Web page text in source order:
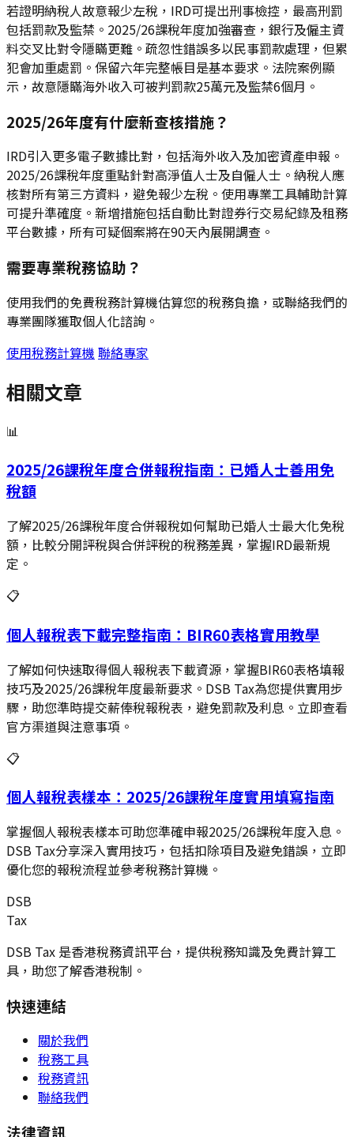
若證明納稅人故意報少左稅，IRD可提出刑事檢控，最高刑罰
包括罰款及監禁。2025/26課稅年度加強審查，銀行及僱主資
料交叉比對令隱瞞更難。疏忽性錯誤多以民事罰款處理，但累
犯會加重處罰。保留六年完整帳目是基本要求。法院案例顯
示，故意隱瞞海外收入可被判罰款25萬元及監禁6個月。
2025/26年度有什麼新查核措施？
IRD引入更多電子數據比對，包括海外收入及加密資產申報。
2025/26課稅年度重點針對高淨值人士及自僱人士。納稅人應
核對所有第三方資料，避免報少左稅。使用專業工具輔助計算
可提升準確度。新增措施包括自動比對證券行交易紀錄及租務
平台數據，所有可疑個案將在90天內展開調查。
需要專業稅務協助？
使用我們的免費稅務計算機估算您的稅務負擔，或聯絡我們的
專業團隊獲取個人化諮詢。
使用稅務計算機 聯絡專家
相關文章
📊
2025/26課稅年度合併報稅指南：已婚人士善用免
稅額
了解2025/26課稅年度合併報稅如何幫助已婚人士最大化免稅
額，比較分開評稅與合併評稅的稅務差異，掌握IRD最新規
定。
📋
個人報稅表下載完整指南：BIR60表格實用教學
了解如何快速取得個人報稅表下載資源，掌握BIR60表格填報
技巧及2025/26課稅年度最新要求。DSB Tax為您提供實用步
驟，助您準時提交薪俸稅報稅表，避免罰款及利息。立即查看
官方渠道與注意事項。
📋
個人報稅表樣本：2025/26課稅年度實用填寫指南
掌握個人報稅表樣本可助您準確申報2025/26課稅年度入息。
DSB Tax分享深入實用技巧，包括扣除項目及避免錯誤，立即
優化您的報稅流程並參考稅務計算機。
DSB
Tax
DSB Tax 是香港稅務資訊平台，提供稅務知識及免費計算工
具，助您了解香港稅制。
快速連結
關於我們
稅務工具
稅務資訊
聯絡我們
法律資訊